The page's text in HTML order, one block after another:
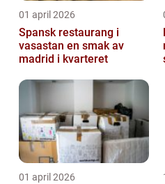
01 april 2026
Spansk restaurang i
vasastan en smak av
madrid i kvarteret
01 april 2026